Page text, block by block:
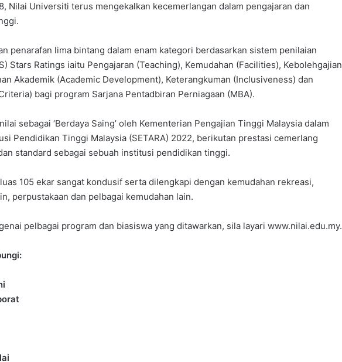
Nilai Universiti terus mengekalkan kecemerlangan dalam pengajaran dan
penarafan lima bintang dalam enam kategori berdasarkan sistem penilaian
Stars Ratings iaitu Pengajaran (Teaching), Kemudahan (Facilities), Kebolehgajian
Akademik (Academic Development), Keterangkuman (Inclusiveness) dan
bagi program Sarjana Pentadbiran Perniagaan (MBA).
sebagai ‘Berdaya Saing’ oleh Kementerian Pengajian Tinggi Malaysia dalam
Pendidikan Tinggi Malaysia (SETARA) 2022, berikutan prestasi cemerlang
standard sebagai sebuah institusi pendidikan tinggi.
105 ekar sangat kondusif serta dilengkapi dengan kemudahan rekreasi,
perpustakaan dan pelbagai kemudahan lain.
pelbagai program dan biasiswa yang ditawarkan, sila layari www.nilai.edu.my.